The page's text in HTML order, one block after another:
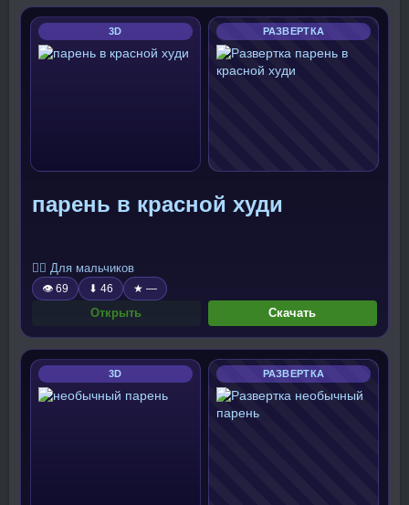
3D РАЗВЕРТКА
парень в красной худи
🧍‍♂️ Для мальчиков
👁 69 ⬇ 46 ★ —
Открыть Скачать
3D РАЗВЕРТКА